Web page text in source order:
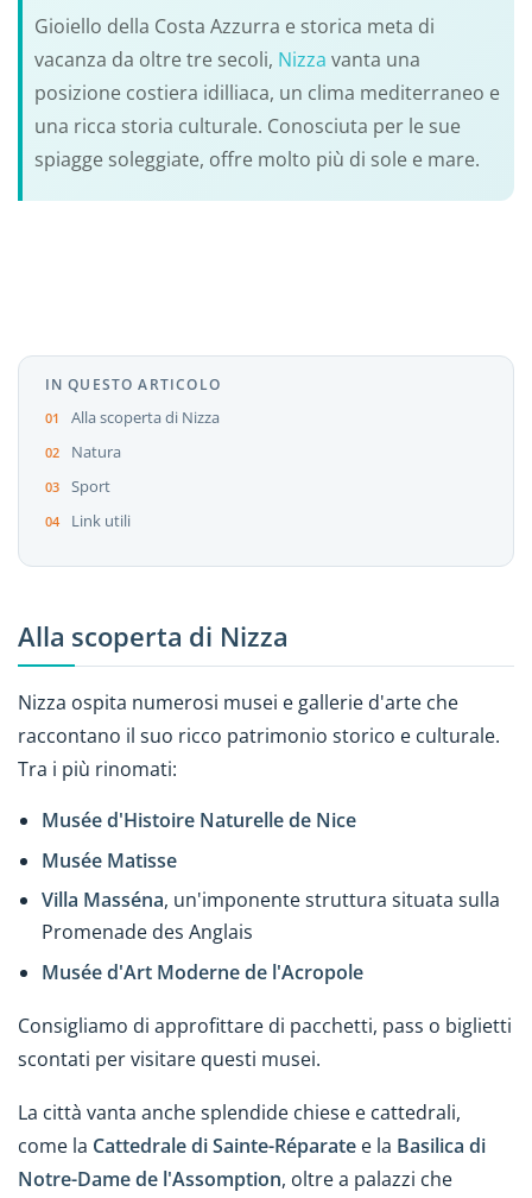
Gioiello della Costa Azzurra e storica meta di
vacanza da oltre tre secoli, Nizza vanta una
posizione costiera idilliaca, un clima mediterraneo e
una ricca storia culturale. Conosciuta per le sue
spiagge soleggiate, offre molto più di sole e mare.
IN QUESTO ARTICOLO
Alla scoperta di Nizza
Natura
Sport
Link utili
Alla scoperta di Nizza
Nizza ospita numerosi musei e gallerie d'arte che
raccontano il suo ricco patrimonio storico e culturale.
Tra i più rinomati:
Musée d'Histoire Naturelle de Nice
Musée Matisse
Villa Masséna, un'imponente struttura situata sulla
Promenade des Anglais
Musée d'Art Moderne de l'Acropole
Consigliamo di approfittare di pacchetti, pass o biglietti
scontati per visitare questi musei.
La città vanta anche splendide chiese e cattedrali,
come la Cattedrale di Sainte-Réparate e la Basilica di
Notre-Dame de l'Assomption, oltre a palazzi che